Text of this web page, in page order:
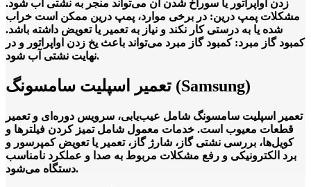
زدن اواپراتور یا سوراخ شدن آن می‌تواند منجر به نشتی آب شود.
مشکلات پمپ درین: در برخی موارد، پمپ درین ممکن است خراب
شده یا به درستی کار نکند و نیاز به تعمیر یا تعویض داشته باشد.
کمبود گاز مبرد: کمبود گاز مبرد می‌تواند باعث یخ زدن اواپراتور و در
نهایت نشتی آب شود.
تعمیر اسپلیت سامسونگ (Samsung)
تعمیر اسپلیت سامسونگ شامل عیب‌یابی، سرویس دوره‌ای و تعمیر
قطعات معیوب است. خدمات معمول شامل تمیز کردن فیلترها و
کویل‌ها، بررسی نشتی گاز، شارژ گاز، تعمیر یا تعویض کمپرسور و
برد الکترونیکی و رفع مشکلات مربوط به صدا و عملکرد نامناسب
دستگاه می‌شود.